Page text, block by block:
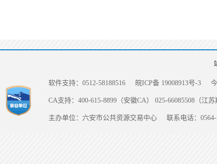
软件支持：0512-58188516 皖ICP备 19008913号-3
CA支持：400-615-8899（安徽CA） 025-66085508（江
主办单位：六安市公共资源交易中心 联系电话：0564-